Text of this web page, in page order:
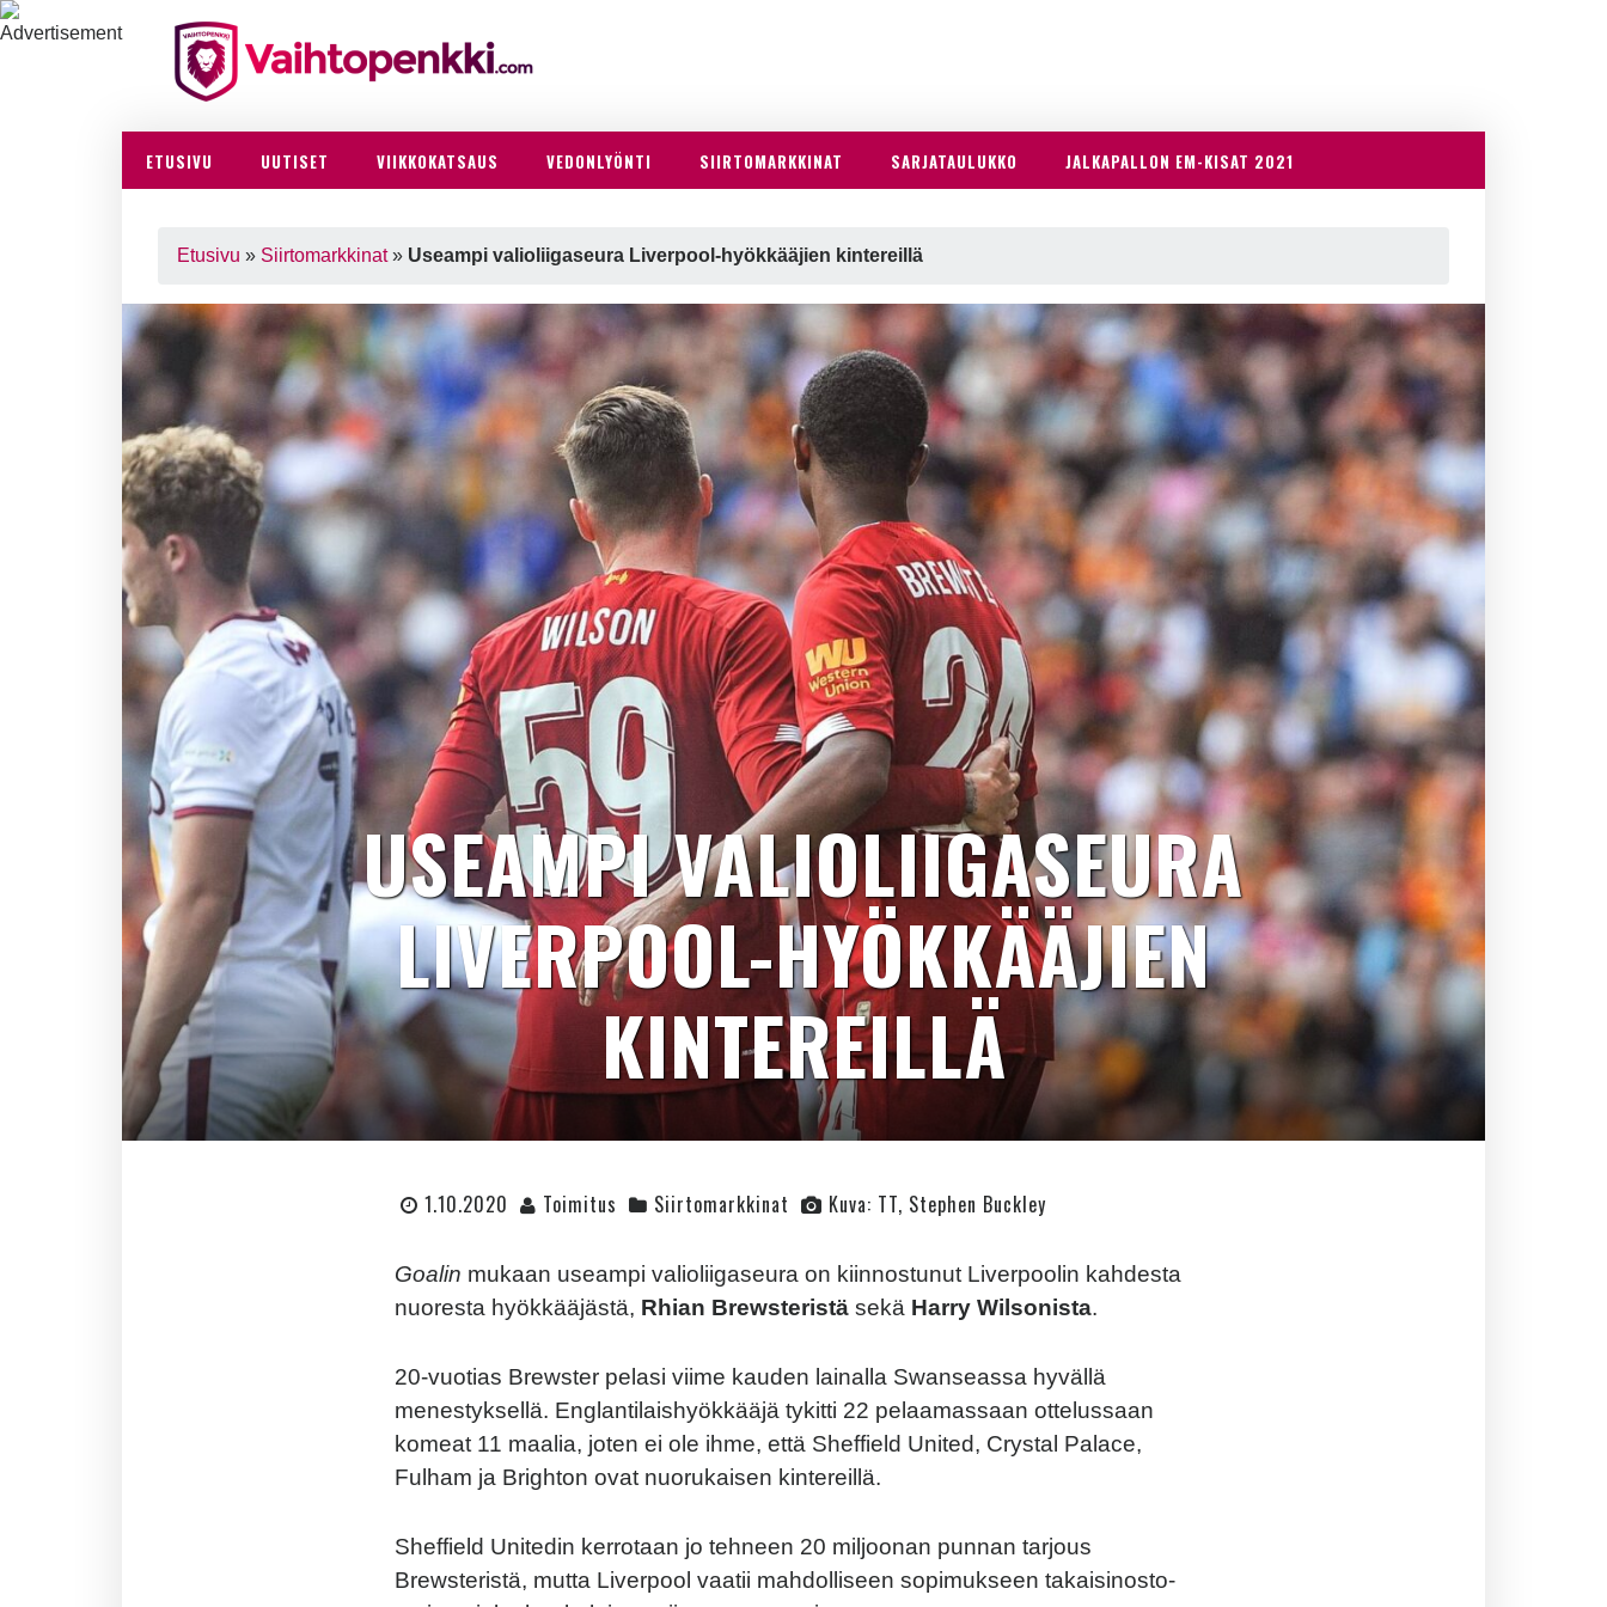
ETUSIVU UUTISET VIIKKOKATSAUS VEDONLYÖNTI SIIRTOMARKKINAT SARJATAULUKKO JALKAPALLON EM-KISAT 2021
Etusivu » Siirtomarkkinat» Useampi valioliigaseura Liverpool-hyökkääjien kintereillä
USEAMPI VALIOLIIGASEURA
LIVERPOOL-HYÖKKÄÄJIEN
KINTEREILLÄ
1.10.2020 Toimitus Siirtomarkkinat Kuva: TT, Stephen Buckley
Goalin mukaan useampi valioliigaseura on kiinnostunut Liverpoolin kahdesta
nuoresta hyökkääjästä, Rhian Brewsteristä sekä Harry Wilsonista.
20-vuotias Brewster pelasi viime kauden lainalla Swanseassa hyvällä
menestyksellä. Englantilaishyökkääjä tykitti 22 pelaamassaan ottelussaan
komeat 11 maalia, joten ei ole ihme, että Sheffield United, Crystal Palace,
Fulham ja Brighton ovat nuorukaisen kintereillä.
Sheffield Unitedin kerrotaan jo tehneen 20 miljoonan punnan tarjous
Brewsteristä, mutta Liverpool vaatii mahdolliseen sopimukseen takaisinosto-